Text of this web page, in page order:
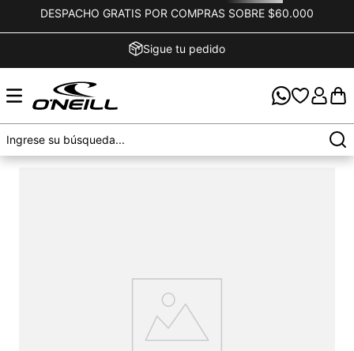
DESPACHO GRATIS POR COMPRAS SOBRE $60.000
Sigue tu pedido